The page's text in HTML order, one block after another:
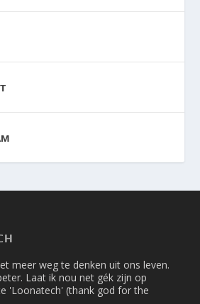
meer weg te denken uit ons leven.
Laat ik nou net gék zijn op
'Loonatech' (thank god for the